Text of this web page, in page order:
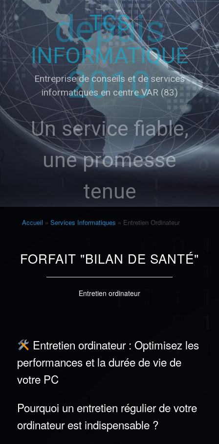
depuis
2010
Un service fiable,
une promesse
tenue
Accueil » Services Informatiques » Entretien Ordinateur
FORFAIT "BILAN DE SANTÉ"
Entretien ordinateur
Entretien ordinateur : Optimisez les
performances et la durée de vie de
votre PC
Pourquoi un entretien régulier de votre
ordinateur est indispensable ?